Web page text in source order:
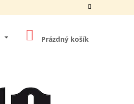
NÁKUPNÍ
KOŠÍK
Prázdný košík